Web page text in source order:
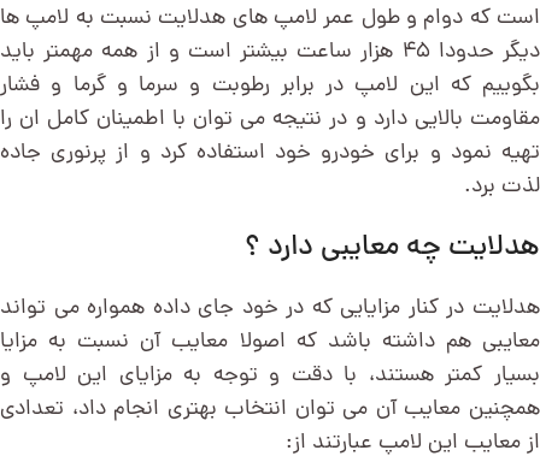
است که دوام و طول عمر لامپ های هدلایت نسبت به لامپ ها
دیگر حدودا ۴۵ هزار ساعت بیشتر است و از همه مهمتر باید
بگوییم که این لامپ در برابر رطوبت و سرما و گرما و فشار
مقاومت بالایی دارد و در نتیجه می توان با اطمینان کامل ان را
تهیه نمود و برای خودرو خود استفاده کرد و از پرنوری جاده
لذت برد.
هدلایت چه معایبی دارد ؟
هدلایت در کنار مزایایی که در خود جای داده همواره می تواند
معایبی هم داشته باشد که اصولا معایب آن نسبت به مزایا
بسیار کمتر هستند، با دقت و توجه به مزایای این لامپ و
همچنین معایب آن می توان انتخاب بهتری انجام داد، تعدادی
از معایب این لامپ عبارتند از: